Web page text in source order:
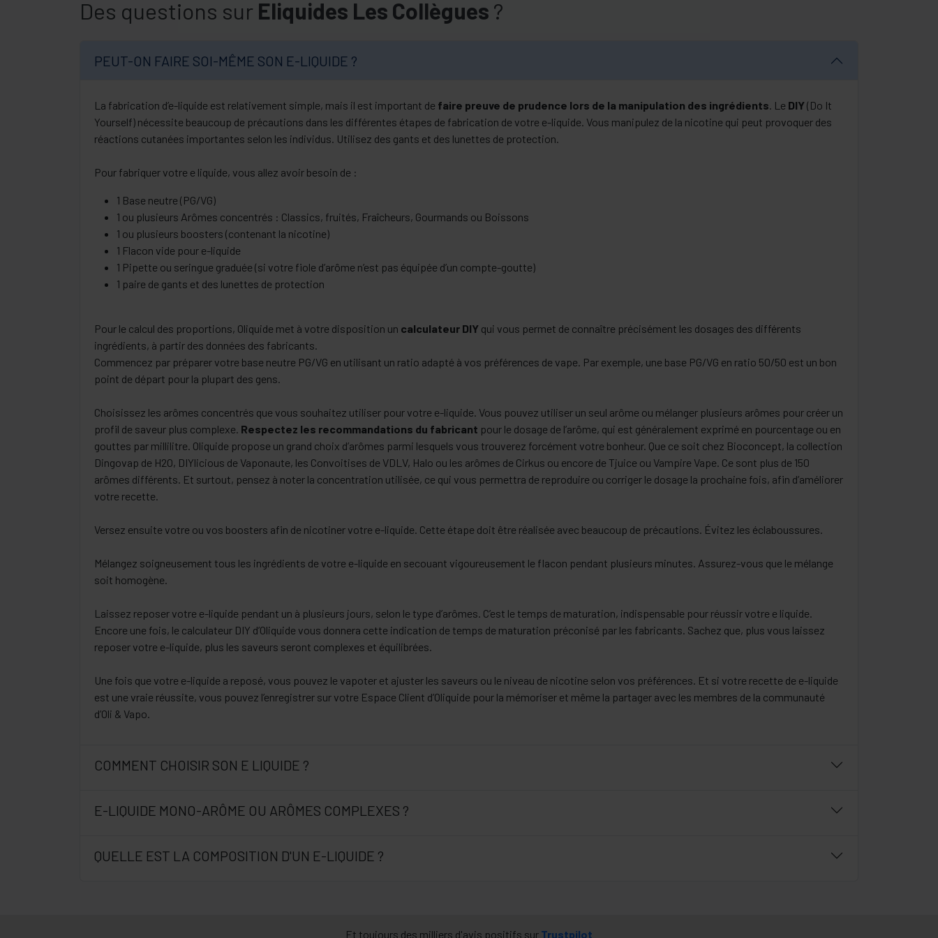
Des questions sur Eliquides Les Collègues ?
PEUT-ON FAIRE SOI-MÊME SON E-LIQUIDE ?
La fabrication d’e-liquide est relativement simple, mais il est important de faire preuve de prudence lors de la manipulation des ingrédients. Le DIY(Do It
Yourself) nécessite beaucoup de précautions dans les différentes étapes de fabrication de votre e-liquide. Vous manipulez de la nicotine qui peut provoquer des
réactions cutanées importantes selon les individus. Utilisez des gants et des lunettes de protection.
Pour fabriquer votre e liquide, vous allez avoir besoin de :
1 Base neutre (PG/VG)
1 ou plusieurs Arômes concentrés : Classics, fruités, Fraîcheurs, Gourmands ou Boissons
1 ou plusieurs boosters (contenant la nicotine)
1 Flacon vide pour e-liquide
1 Pipette ou seringue graduée (si votre fiole d’arôme n’est pas équipée d’un compte-goutte)
1 paire de gants et des lunettes de protection
Pour le calcul des proportions, Oliquide met à votre disposition un calculateur DIY qui vous permet de connaître précisément les dosages des différents
ingrédients, à partir des données des fabricants.
Commencez par préparer votre base neutre PG/VG en utilisant un ratio adapté à vos préférences de vape. Par exemple, une base PG/VG en ratio 50/50 est un bon
point de départ pour la plupart des gens.
Choisissez les arômes concentrés que vous souhaitez utiliser pour votre e-liquide. Vous pouvez utiliser un seul arôme ou mélanger plusieurs arômes pour créer un
profil de saveur plus complexe. Respectez les recommandations du fabricant pour le dosage de l’arôme, qui est généralement exprimé en pourcentage ou en
gouttes par millilitre. Oliquide propose un grand choix d’arômes parmi lesquels vous trouverez forcément votre bonheur. Que ce soit chez Bioconcept, la collection
Dingovap de H2O, DIYlicious de Vaponaute, les Convoitises de VDLV, Halo ou les arômes de Cirkus ou encore de Tjuice ou Vampire Vape. Ce sont plus de 150
arômes différents. Et surtout, pensez à noter la concentration utilisée, ce qui vous permettra de reproduire ou corriger le dosage la prochaine fois, afin d’améliorer
votre recette.
Versez ensuite votre ou vos boosters afin de nicotiner votre e-liquide. Cette étape doit être réalisée avec beaucoup de précautions. Évitez les éclaboussures.
Mélangez soigneusement tous les ingrédients de votre e-liquide en secouant vigoureusement le flacon pendant plusieurs minutes. Assurez-vous que le mélange
soit homogène.
Laissez reposer votre e-liquide pendant un à plusieurs jours, selon le type d’arômes. C’est le temps de maturation, indispensable pour réussir votre e liquide.
Encore une fois, le calculateur DIY d’Oliquide vous donnera cette indication de temps de maturation préconisé par les fabricants. Sachez que, plus vous laissez
reposer votre e-liquide, plus les saveurs seront complexes et équilibrées.
Une fois que votre e-liquide a reposé, vous pouvez le vapoter et ajuster les saveurs ou le niveau de nicotine selon vos préférences. Et si votre recette de e-liquide
est une vraie réussite, vous pouvez l’enregistrer sur votre Espace Client d’Oliquide pour la mémoriser et même la partager avec les membres de la communauté
d’Oli & Vapo.
COMMENT CHOISIR SON E LIQUIDE ?
E-LIQUIDE MONO-ARÔME OU ARÔMES COMPLEXES ?
QUELLE EST LA COMPOSITION D'UN E-LIQUIDE ?
Et toujours des milliers d'avis positifs sur Trustpilot